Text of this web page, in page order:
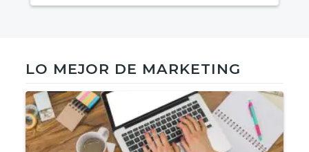
LO MEJOR DE MARKETING